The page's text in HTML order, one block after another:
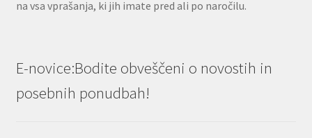
na vsa vprašanja, ki jih imate pred ali po naročilu.
E-novice:Bodite obveščeni o novostih in
posebnih ponudbah!